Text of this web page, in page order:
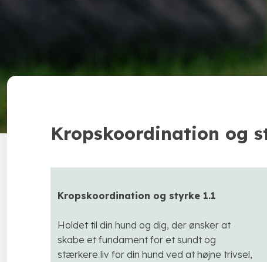
Kropskoordination og
Kropskoordination og styrke 1.1
Holdet til din hund og dig, der ønsker at
skabe et fundament for et sundt og
stærkere liv for din hund ved at højne trivsel,